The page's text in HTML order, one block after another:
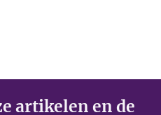
artikelen en de